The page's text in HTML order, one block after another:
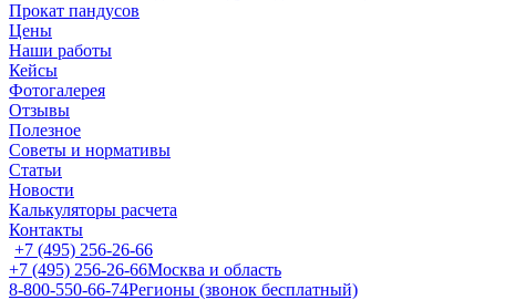
Прокат пандусов
Цены
Наши работы
Кейсы
Фотогалерея
Отзывы
Полезное
Советы и нормативы
Статьи
Новости
Калькуляторы расчета
Контакты
+7 (495) 256-26-66
+7 (495) 256-26-66Москва и область
8-800-550-66-74Регионы (звонок бесплатный)